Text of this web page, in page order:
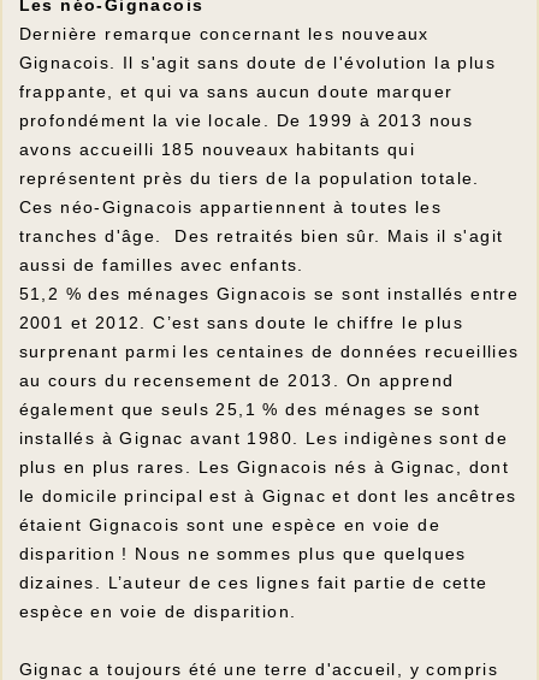
Les néo-Gignacois
Dernière remarque concernant les nouveaux
Gignacois. Il s'agit sans doute de l'évolution la plus
frappante, et qui va sans aucun doute marquer
profondément la vie locale. De 1999 à 2013 nous
avons accueilli 185 nouveaux habitants qui
représentent près du tiers de la population totale.
Ces néo-Gignacois appartiennent à toutes les
tranches d'âge. Des retraités bien sûr. Mais il s'agit
aussi de familles avec enfants.
51,2 % des ménages Gignacois se sont installés entre
2001 et 2012. C’est sans doute le chiffre le plus
surprenant parmi les centaines de données recueillies
au cours du recensement de 2013. On apprend
également que seuls 25,1 % des ménages se sont
installés à Gignac avant 1980. Les indigènes sont de
plus en plus rares. Les Gignacois nés à Gignac, dont
le domicile principal est à Gignac et dont les ancêtres
étaient Gignacois sont une espèce en voie de
disparition ! Nous ne sommes plus que quelques
dizaines. L’auteur de ces lignes fait partie de cette
espèce en voie de disparition.
Gignac a toujours été une terre d'accueil, y compris